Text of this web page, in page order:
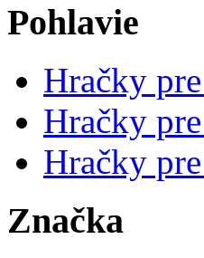
Pohlavie
Hračky
Hračky
Hračky
Značka